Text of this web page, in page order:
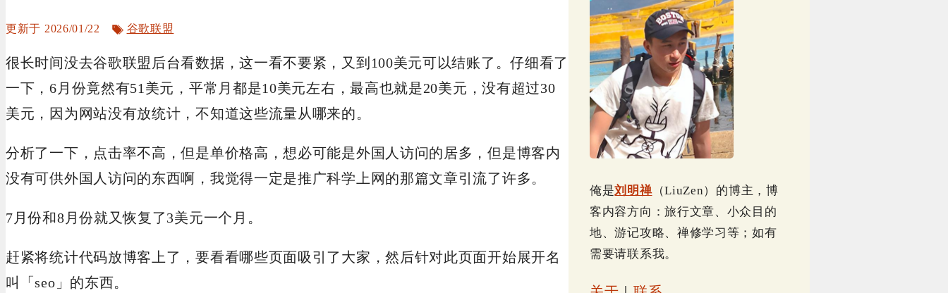
2026/01/22
标
谷歌联盟
很长时间没去谷歌联盟后台看数据，这一看不要紧，又到100美元可以结账了。仔细看了
一下，6月份竟然有51美元，平常月都是10美元左右，最高也就是20美元，没有超过30
美元，因为网站没有放统计，不知道这些流量从哪来的。
分析了一下，点击率不高，但是单价格高，想必可能是外国人访问的居多，但是博客内
没有可供外国人访问的东西啊，我觉得一定是推广科学上网的那篇文章引流了许多。
7月份和8月份就又恢复了3美元一个月。
赶紧将统计代码放博客上了，要看看哪些页面吸引了大家，然后针对此页面开始展开名
叫「seo」的东西。
俺是刘明禅（LiuZen）的博主，博
客内容方向：旅行文章、小众目的
地、游记攻略、禅修学习等；如有
需要请联系我。